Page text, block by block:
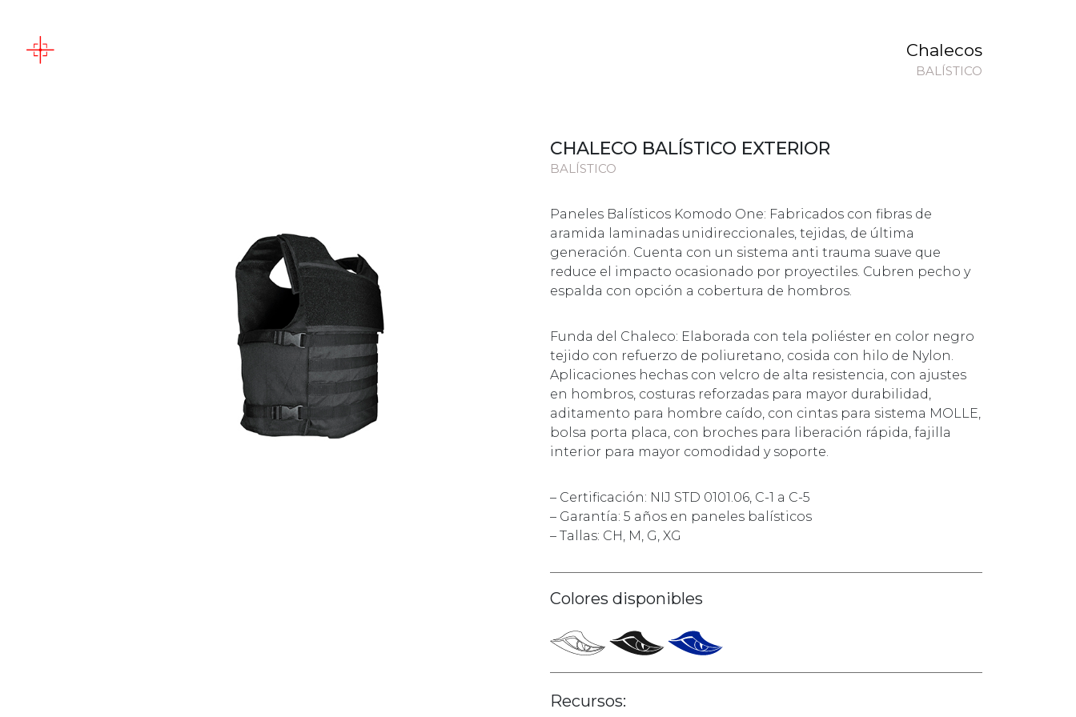
BALÍSTICO
Chalecos
CHALECO BALÍSTICO EXTERIOR
BALÍSTICO
Paneles Balísticos Komodo One: Fabricados con fibras de
aramida laminadas unidireccionales, tejidas, de última
generación. Cuenta con un sistema anti trauma suave que
reduce el impacto ocasionado por proyectiles. Cubren pecho y
espalda con opción a cobertura de hombros.
Funda del Chaleco: Elaborada con tela poliéster en color negro
tejido con refuerzo de poliuretano, cosida con hilo de Nylon.
Aplicaciones hechas con velcro de alta resistencia, con ajustes
en hombros, costuras reforzadas para mayor durabilidad,
aditamento para hombre caído, con cintas para sistema MOLLE,
bolsa porta placa, con broches para liberación rápida, fajilla
interior para mayor comodidad y soporte.
– Certificación: NIJ STD 0101.06, C-1 a C-5
– Garantía: 5 años en paneles balísticos
– Tallas: CH, M, G, XG
Colores disponibles
Recursos: